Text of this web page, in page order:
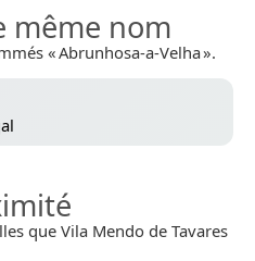
même nom
« Abrunhosa-a-Velha ».
que Vila Mendo de Tavares